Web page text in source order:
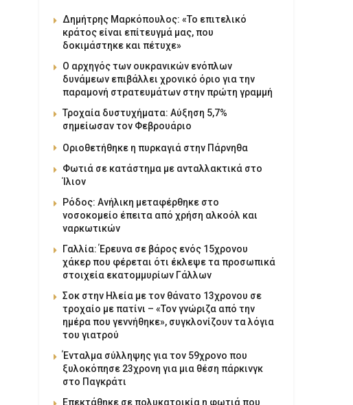
Δημήτρης Μαρκόπουλος: «Το επιτελικό
κράτος είναι επίτευγμά μας, που
δοκιμάστηκε και πέτυχε»
Ο αρχηγός των ουκρανικών ενόπλων
δυνάμεων επιβάλλει χρονικό όριο για την
παραμονή στρατευμάτων στην πρώτη γραμμή
Τροχαία δυστυχήματα: Αύξηση 5,7%
σημείωσαν τον Φεβρουάριο
Οριοθετήθηκε η πυρκαγιά στην Πάρνηθα
Φωτιά σε κατάστημα με ανταλλακτικά στο
Ίλιον
Ρόδος: Ανήλικη μεταφέρθηκε στο
νοσοκομείο έπειτα από χρήση αλκοόλ και
ναρκωτικών
Γαλλία: Έρευνα σε βάρος ενός 15χρονου
χάκερ που φέρεται ότι έκλεψε τα προσωπικά
στοιχεία εκατομμυρίων Γάλλων
Σοκ στην Ηλεία με τον θάνατο 13χρονου σε
τροχαίο με πατίνι – «Τον γνώριζα από την
ημέρα που γεννήθηκε», συγκλονίζουν τα λόγια
του γιατρού
Ένταλμα σύλληψης για τον 59χρονο που
ξυλοκόπησε 23χρονη για μια θέση πάρκινγκ
στο Παγκράτι
Επεκτάθηκε σε πολυκατοικία η φωτιά που